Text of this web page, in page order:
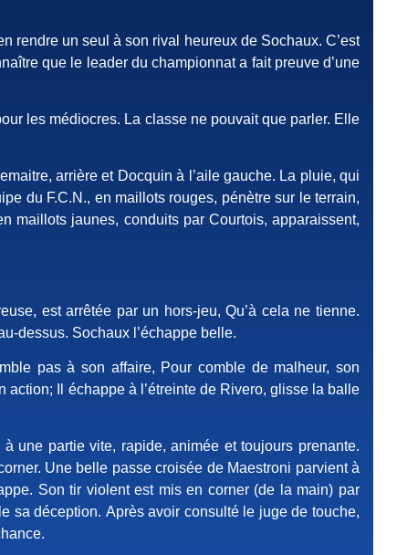
rendre un seul à son rival heureux de Sochaux. C’est
que le leader du championnat a fait preuve d’une
les médiocres. La classe ne pouvait que parler. Elle
arrière et Docquin à l’aile gauche. La pluie, qui
du F.C.N., en maillots rouges, pénètre sur le terrain,
maillots jaunes, conduits par Courtois, apparaissent,
est arrêtée par un hors-jeu, Qu’à cela ne tienne.
dessus. Sochaux l’échappe belle.
pas à son affaire, Pour comble de malheur, son
Il échappe à l’étreinte de Rivero, glisse la balle
une partie vite, rapide, animée et toujours prenante.
Une belle passe croisée de Maestroni parvient à
Son tir violent est mis en corner (de la main) par
sa déception. Après avoir consulté le juge de touche,